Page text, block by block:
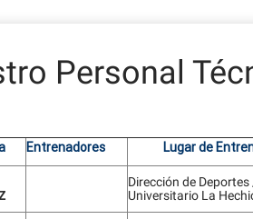
Personal
Entrenadores Lugar de
Dirección de
Universitario La